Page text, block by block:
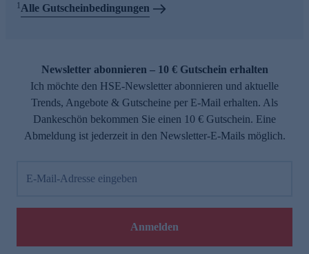
1Alle Gutscheinbedingungen
Newsletter abonnieren – 10 € Gutschein erhalten
Ich möchte den HSE-Newsletter abonnieren und aktuelle
Trends, Angebote & Gutscheine per E-Mail erhalten. Als
Dankeschön bekommen Sie einen 10 € Gutschein. Eine
Abmeldung ist jederzeit in den Newsletter-E-Mails möglich.
E-Mail-Adresse eingeben
Anmelden